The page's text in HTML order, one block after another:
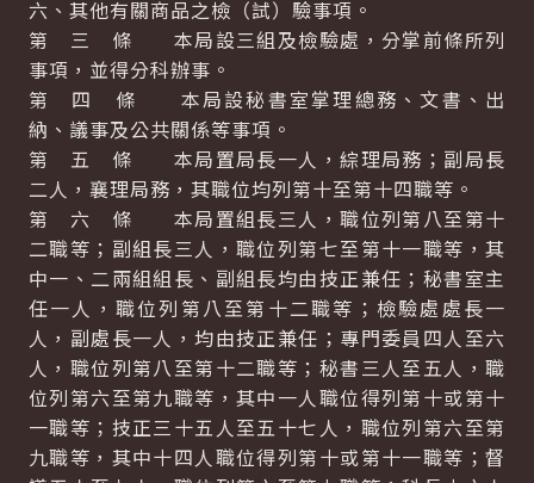
六、其他有關商品之檢（試）驗事項。
第 三 條 本局設三組及檢驗處，分掌前條所列
事項，並得分科辦事。
第 四 條 本局設秘書室掌理總務、文書、出
納、議事及公共關係等事項。
第 五 條 本局置局長一人，綜理局務；副局長
二人，襄理局務，其職位均列第十至第十四職等。
第 六 條 本局置組長三人，職位列第八至第十
二職等；副組長三人，職位列第七至第十一職等，其
中一、二兩組組長、副組長均由技正兼任；秘書室主
任一人，職位列第八至第十二職等；檢驗處處長一
人，副處長一人，均由技正兼任；專門委員四人至六
人，職位列第八至第十二職等；秘書三人至五人，職
位列第六至第九職等，其中一人職位得列第十或第十
一職等；技正三十五人至五十七人，職位列第六至第
九職等，其中十四人職位得列第十或第十一職等；督